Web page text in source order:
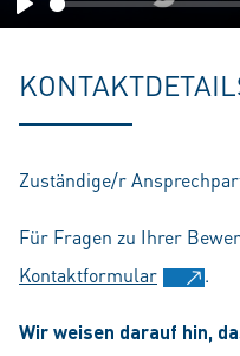
Play
Zuständige/r
Für Fragen zu Ihrer
Kontaktformular
.
Wir weisen darauf hin,